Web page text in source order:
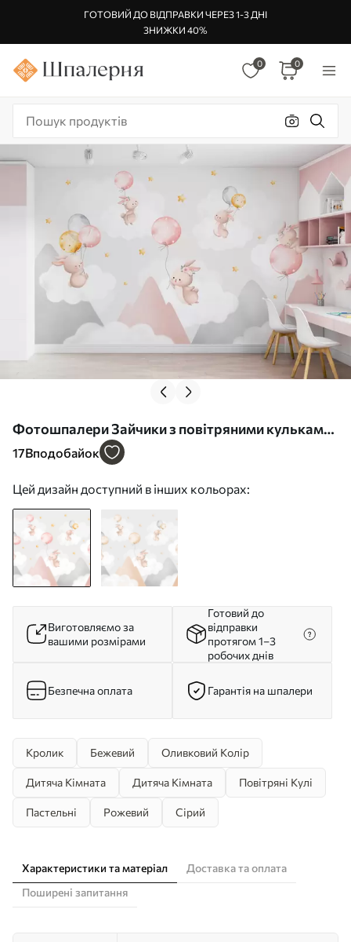
ГОТОВИЙ ДО ВІДПРАВКИ ЧЕРЕЗ 1-3 ДНІ
ЗНИЖКИ 40%
0 0
Фотошпалери Зайчики з повітряними кульками
на хмарах серед гірських вершин w03375
17Вподобайок
Цей дизайн доступний в інших кольорах:
Виготовляємо за
вашими розмірами
Готовий до
відправки
протягом 1–3
робочих днів
Безпечна оплата Гарантія на шпалери
Кролик Бежевий Оливковий Колір
Дитяча Кімната Дитяча Кімната Повітряні Кулі
Пастельні Рожевий Сірий
Характеристики та матеріал
Доставка та оплата
Поширені запитання